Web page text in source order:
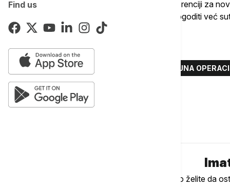
Find usTramp je rekao prethodno danas na konferenciji za
jednu noć", navodeći da bi se to moglo dogoditi već
Više o...
AMERIČKI MINISTAR ODBRANE VOJNA
HEGSET
Ukoliko želite da